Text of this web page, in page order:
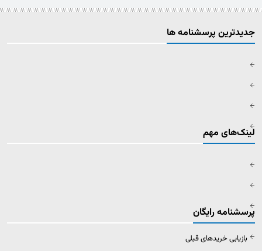
جدیدترین پرسشنامه ها
لینک‌های مهم
پرسشنامه رایگان
بازیابی خریدهای قبلی